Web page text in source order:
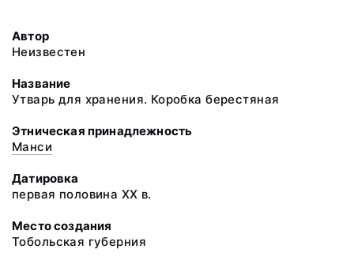
Автор
Неизвестен
Название
Утварь для хранения. Коробка берестяная
Этническая принадлежность
Манси
Датировка
первая половина ХХ в.
Место создания
Тобольская губерния